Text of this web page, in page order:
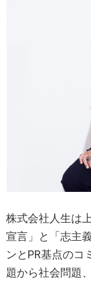
株式会社人生は
宣言」と「志主
ンとPR基点のコ
題から社会問題